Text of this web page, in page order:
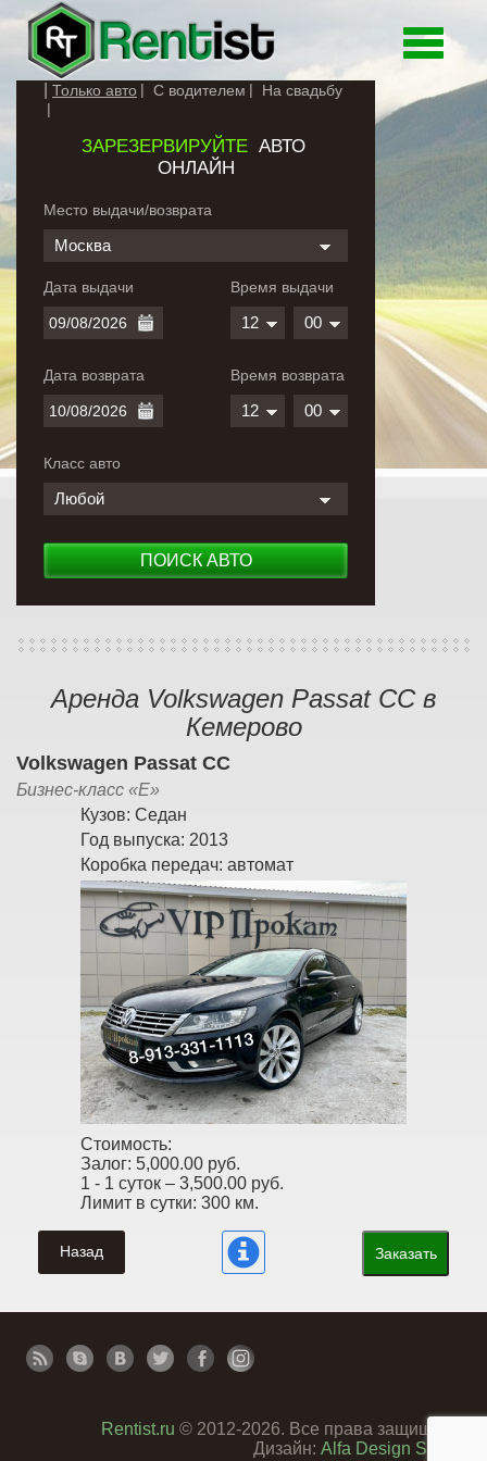
Toggle
Только авто С водителем На свадьбу
ЗАРЕЗЕРВИРУЙТЕАВТО
ОНЛАЙН
Место выдачи/возврата
Москва
Дата выдачи
Дата возврата
Время выдачи
12 00
Время возврата
12 00
Класс авто
Любой
ПОИСК АВТО
Аренда Volkswagen Passat CC в
Кемерово
Volkswagen Passat CC
Бизнес-класс «E»
Кузов: Седан
Год выпуска: 2013
Коробка передач: автомат
Стоимость:
Залог: 5,000.00 руб.
1 - 1 суток – 3,500.00 руб.
Лимит в сутки: 300 км.
Назад Заказать
Rentist.ru © 2012-2026. Все права защищены
Дизайн: Alfa Design Studio